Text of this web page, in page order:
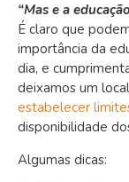
“Mas e a
É claro que
importância da
dia, e
deixamos um
estabelecer
disponibilidade
Algumas dicas: